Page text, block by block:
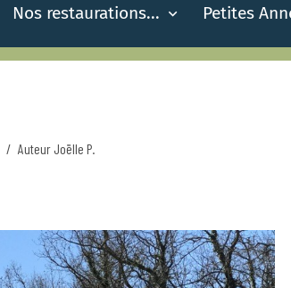
Nos restaurations... Petites
Auteur Joëlle P.